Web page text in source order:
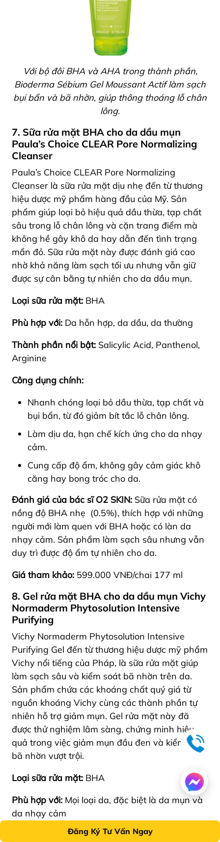
Với bộ đôi BHA và AHA trong thành phần,
Bioderma Sébium Gel Moussant Actif làm sạch
bụi bẩn và bã nhờn, giúp thông thoáng lỗ chân
lông.
7. Sữa rửa mặt BHA cho da dầu mụn
Paula’s Choice CLEAR Pore Normalizing
Cleanser
Paula’s Choice CLEAR Pore Normalizing
Cleanser là sữa rửa mặt dịu nhẹ đến từ thương
hiệu dược mỹ phẩm hàng đầu của Mỹ. Sản
phẩm giúp loại bỏ hiệu quả dầu thừa, tạp chất
sâu trong lỗ chân lông và cặn trang điểm mà
không hề gây khô da hay dẫn đến tình trạng
mẩn đỏ. Sữa rửa mặt này được đánh giá cao
nhờ khả năng làm sạch tối ưu nhưng vẫn giữ
được sự cân bằng tự nhiên cho da dầu mụn.
Loại sữa rửa mặt: BHA
Phù hợp với: Da hỗn hợp, da dầu, da thường
Thành phần nổi bật: Salicylic Acid, Panthenol,
Arginine
Công dụng chính:
Nhanh chóng loại bỏ dầu thừa, tạp chất và
bụi bẩn, từ đó giảm bít tắc lỗ chân lông.
Làm dịu da, hạn chế kích ứng cho da nhạy
cảm.
Cung cấp độ ẩm, không gây cảm giác khô
căng hay bong tróc cho da.
Đánh giá của bác sĩ O2 SKIN: Sữa rửa mặt có
nồng độ BHA nhẹ (0.5%), thích hợp với những
người mới làm quen với BHA hoặc có làn da
nhạy cảm. Sản phẩm làm sạch sâu nhưng vẫn
duy trì được độ ẩm tự nhiên cho da.
Giá tham khảo: 599.000 VNĐ/chai 177 ml
8. Gel rửa mặt BHA cho da dầu mụn Vichy
Normaderm Phytosolution Intensive
Purifying
Vichy Normaderm Phytosolution Intensive
Purifying Gel đến từ thương hiệu dược mỹ phẩm
Vichy nổi tiếng của Pháp, là sữa rửa mặt giúp
làm sạch sâu và kiểm soát bã nhờn trên da.
Sản phẩm chứa các khoáng chất quý giá từ
nguồn khoáng Vichy cùng các thành phần tự
nhiên hỗ trợ giảm mụn. Gel rửa mặt này đã
được thử nghiệm lâm sàng, chứng minh hiệu
quả trong việc giảm mụn đầu đen và kiểm soát
bã nhờn vượt trội.
Loại sữa rửa mặt: BHA
Phù hợp với: Mọi loại da, đặc biệt là da mụn và
da nhạy cảm
Thành phần nổi bật:Coco-betaine, Zinc
Đăng Ký Tư Vấn Ngay